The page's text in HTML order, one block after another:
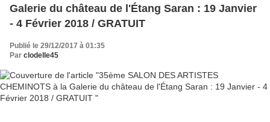
Galerie du château de l'Étang Saran : 19 Janvier
- 4 Février 2018 / GRATUIT
Publié le 29/12/2017 à 01:35
Par clodelle45